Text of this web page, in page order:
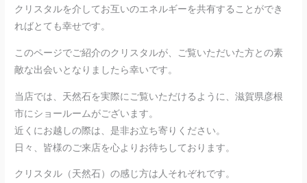
クリスタルを介してお互いのエネルギーを共有することができ
ればとても幸せです。
このページでご紹介のクリスタルが、ご覧いただいた方との素
敵な出会いとなりましたら幸いです。
当店では、天然石を実際にご覧いただけるように、滋賀県彦根
市にショールームがございます。
近くにお越しの際は、是非お立ち寄りください。
日々、皆様のご来店を心よりお待ちしております。
クリスタル（天然石）の感じ方は人それぞれです。